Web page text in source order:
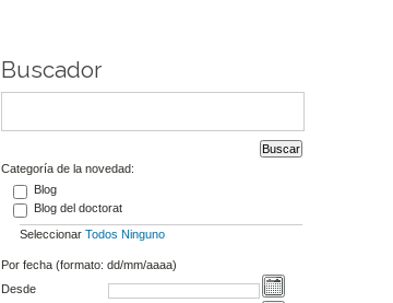
Buscador
Categoría de la novedad:
Blog
Blog del doctorat
Seleccionar Todos Ninguno
Por fecha (formato: dd/mm/aaaa)
Desde